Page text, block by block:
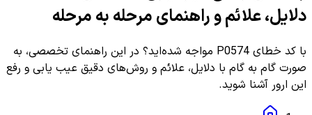
دلایل، علائم و راهنمای مرحله به مرحله
با کد خطای P0574 مواجه شده‌اید؟ در این راهنمای تخصصی، به
صورت گام به گام با دلایل، علائم و روش‌های دقیق عیب یابی و رفع
این ارور آشنا شوید.